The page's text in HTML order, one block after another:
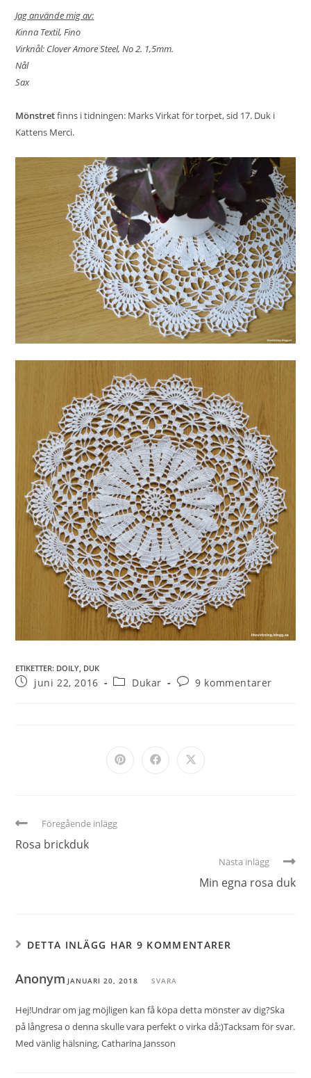
Jag använde mig av:
Kinna Textil, Fino
Virknål: Clover Amore Steel, No 2. 1,5mm.
Nål
Sax
Mönstretfinns i tidningen: Marks Virkat för torpet, sid 17. Duk i
Kattens Merci.
ETIKETTER: DOILY, DUK
juni 22, 2016 Dukar 9 kommentarer
Föregående inlägg
Rosa brickduk
Nästa inlägg
Min egna rosa duk
DETTA INLÄGG HAR 9 KOMMENTARER
Anonym JANUARI 20, 2018 SVARA
Hej!Undrar om jag möjligen kan få köpa detta mönster av dig?Ska
på långresa o denna skulle vara perfekt o virka då:)Tacksam för svar.
Med vänlig hälsning, Catharina Jansson